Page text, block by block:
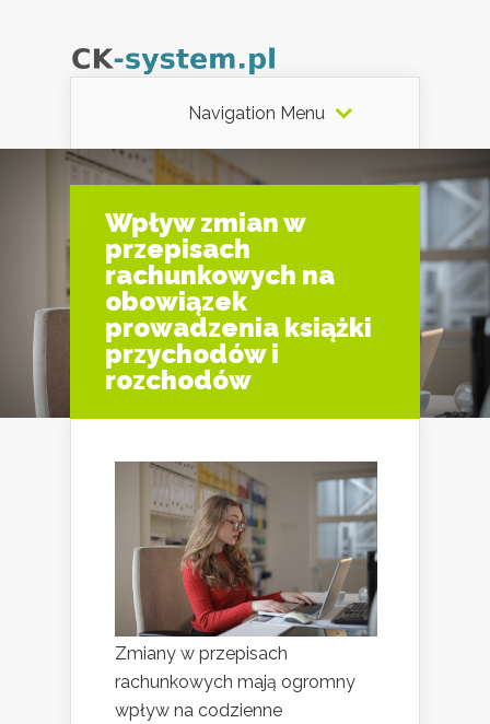
Navigation Menu
Wpływ zmian w
przepisach
rachunkowych na
obowiązek
prowadzenia książki
przychodów i
rozchodów
Zmiany w przepisach
rachunkowych mają ogromny
wpływ na codzienne